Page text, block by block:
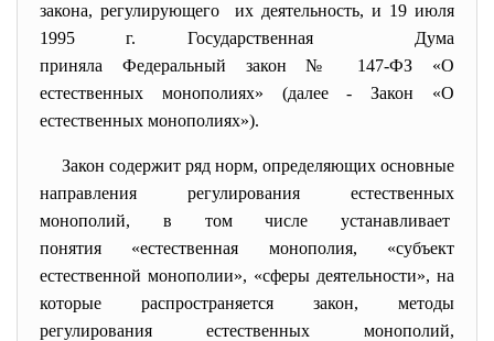
закона, регулирующего их деятельность, и 19 июля
1995 г. Государственная Дума
приняла Федеральный закон № 147-ФЗ «О
естественных монополиях» (далее - Закон «О
естественных монополиях»).
Закон содержит ряд норм, определяющих основные
направления регулирования естественных
монополий, в том числе устанавливает
понятия «естественная монополия, «субъект
естественной монополии», «сферы деятельности», на
которые распространяется закон, методы
регулирования естественных монополий,